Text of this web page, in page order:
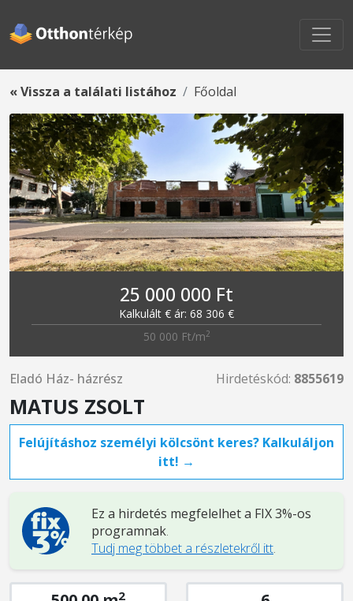
« Vissza a találati listához Főoldal
25 000 000 Ft
Kalkulált € ár: 68 306 €
50 000 Ft/m2
Eladó Ház- házrész Hirdetéskód: 8855619
MATUS ZSOLT
Felújításhoz személyi kölcsönt keres? Kalkuláljon
itt! →
Ez a hirdetés megfelelhet a FIX 3%-os
programnak.
Tudj meg többet a részletekről itt.
2